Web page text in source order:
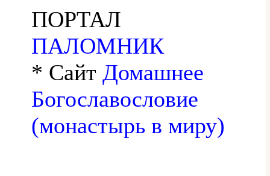
ПОРТАЛ
ПАЛОМНИК
* Сайт Домашнее
Богославословие
(монастырь в миру)